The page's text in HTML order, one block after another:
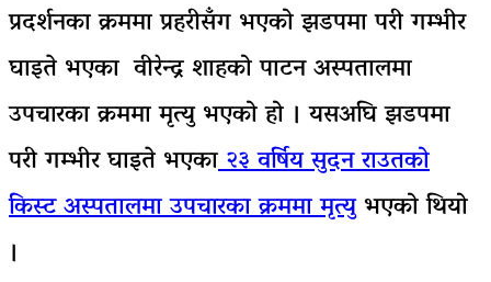
प्रदर्शनका क्रममा प्रहरीसँग भएको झडपमा परी गम्भीर
घाइते भएका वीरेन्द्र शाहको पाटन अस्पतालमा
उपचारका क्रममा मृत्यु भएको हो । यसअघि झडपमा
परी गम्भीर घाइते भएका२३ वर्षिय सुदन राउतको
किस्ट अस्पतालमा उपचारका क्रममा मृत्युभएको थियो
।